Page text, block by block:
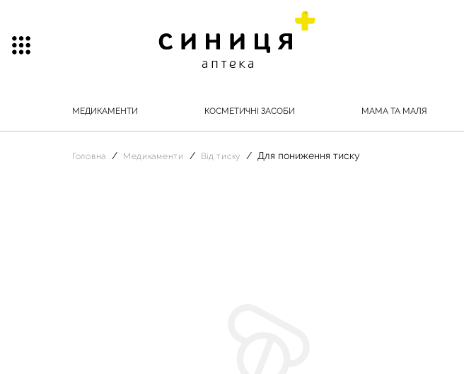
МЕДИКАМЕНТИ КОСМЕТИЧНІ ЗАСОБИ МАМА ТА МАЛЯ
Головна Медикаменти Від тиску Для пониження тиску